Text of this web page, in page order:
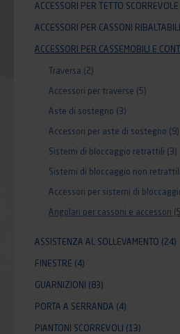
ACCESSORI PER TETTO SCORREVOLE
ACCESSORI PER CASSONI
ACCESSORI PER CASSEMOBILI E
Traversa (2)
Accessori per traverse (5)
Aste di sostegno (3)
Accessori per aste di sostegno (9)
Sistemi di bloccaggio retrattili (3)
Sistemi di bloccaggio non retrattili
Accessori per sistemi di
Angolari per cassoni e accessori
ASSISTENZA AL SOLLEVAMENTO (24)
FINESTRE (4)
GUARNIZIONI (83)
PORTA A SERRANDA (4)
PIANTONI SCORREVOLI (13)